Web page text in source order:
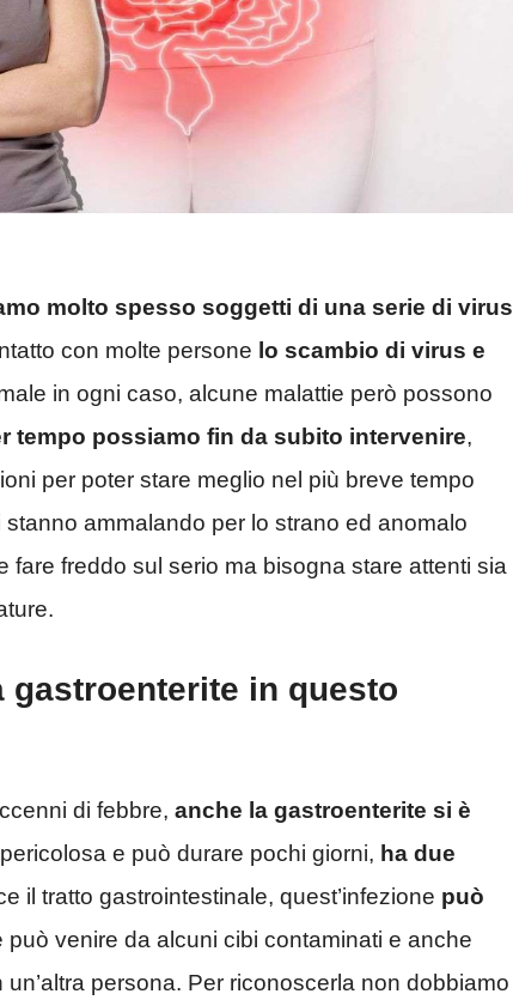
molto spesso soggetti di una serie di virus
con molte persone lo scambio di virus e
in ogni caso, alcune malattie però possono
tempo possiamo fin da subito intervenire,
per poter stare meglio nel più breve tempo
ammalando per lo strano ed anomalo
freddo sul serio ma bisogna stare attenti sia
gastroenterite in questo
di febbre, anche la gastroenterite si è
e può durare pochi giorni, ha due
il tratto gastrointestinale, quest’infezione può
può venire da alcuni cibi contaminati e anche
persona. Per riconoscerla non dobbiamo